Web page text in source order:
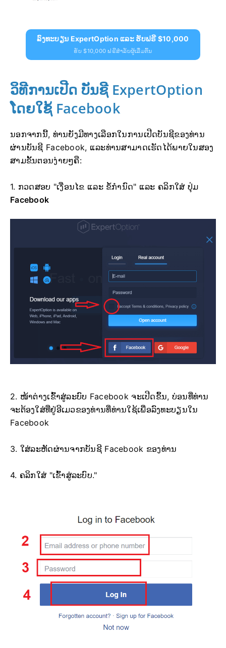
ລົງທະບຽນ ExpertOption ແລະ ຮັບຟຣີ $10,000
ຮັບ $10,000 ຟຣີສຳລັບຜູ້ເລີ່ມຕົ້ນ
ວິທີການເປີດ ບັນຊີ ExpertOption
ໂດຍໃຊ້ Facebook
ນອກຈາກນີ້, ທ່ານຍັງມີທາງເລືອກໃນການເປີດບັນຊີຂອງທ່ານ
ຜ່ານບັນຊີ Facebook, ແລະທ່ານສາມາດເຮັດໄດ້ພາຍໃນສອງ
ສາມຂັ້ນຕອນງ່າຍໆຄື:
1. ກວດສອບ "ເງື່ອນໄຂ ແລະ ຂໍ້ກຳນົດ" ແລະ ຄລິກໃສ່ ປຸ່ມ
Facebook
2. ໜ້າຕ່າງເຂົ້າສູ່ລະບົບ Facebook ຈະເປີດຂຶ້ນ, ບ່ອນທີ່ທ່ານ
ຈະຕ້ອງໃສ່ທີ່ຢູ່ອີເມວຂອງທ່ານທີ່ທ່ານໃຊ້ເພື່ອລົງທະບຽນໃນ
Facebook
3. ໃສ່ລະຫັດຜ່ານຈາກບັນຊີ Facebook ຂອງທ່ານ
4. ຄລິກໃສ່ "ເຂົ້າສູ່ລະບົບ."